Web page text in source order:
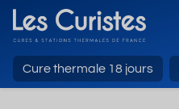
Cure thermale 18 jours